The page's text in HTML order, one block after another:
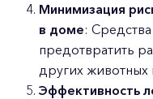
Минимизация
в доме:
предотвратить
других
Эффективность